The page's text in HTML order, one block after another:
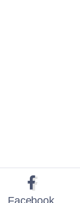
Facebook